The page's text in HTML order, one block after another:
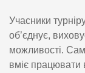
Учасники
об’єднує,
можливості.
вміє працювати